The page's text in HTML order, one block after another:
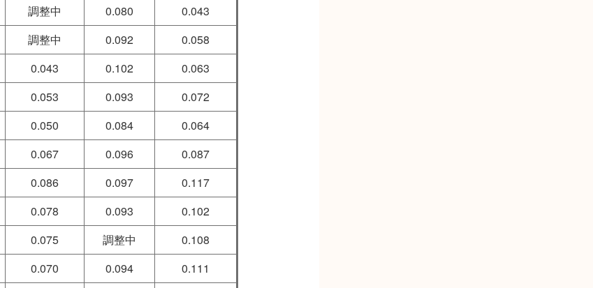
調整中 0.080
0.043
調整中 0.092
0.058
0.043 0.102
0.063
0.053 0.093
0.072
0.050 0.084
0.064
0.067 0.096
0.087
0.086 0.097
0.117
0.078 0.093
0.102
0.075 調整中
0.108
0.070 0.094
0.111